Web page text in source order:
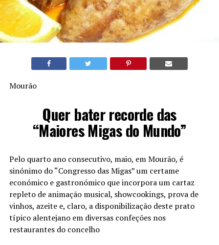
Mourão
Quer bater recorde das
“Maiores Migas do Mundo”
Pelo quarto ano consecutivo, maio, em Mourão, é
sinónimo do “Congresso das Migas” um certame
económico e gastronómico que incorpora um cartaz
repleto de animação musical, showcookings, prova de
vinhos, azeite e, claro, a disponibilização deste prato
típico alentejano em diversas confeções nos
restaurantes do concelho